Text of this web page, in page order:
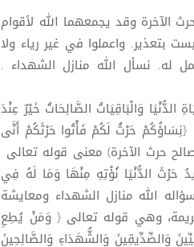
الآخرة وقد يجمعهما الله لأقوام
بتعذير. واعملوا في غير رياء ولا
له. نسأل الله منازل الشهداء .
وَالْبَاقِيَاتُ الصَّالِحَاتُ خَيْرٌ عِنْدَ
ومعنى قوله تعالى {نِسَاؤُكُمْ حَرْثٌ لَكُمْ فَأْتُوا حَرْثَكُمْ أَنَّى
الصالح حرث الآخرة) معنى قوله تعالى
حَرْثَ الدُّنْيَا نُؤْتِهِ مِنْهَا وَمَا لَهُ فِي
خاتمة الدعاء بسؤاله الله منازل الشهداء ومعايشة
وهي قوله تعالى { وَمَنْ يُطِعِ
وَالصِّدِّيقِينَ وَالشُّهَدَاءِ وَالصَّالِحِينَ